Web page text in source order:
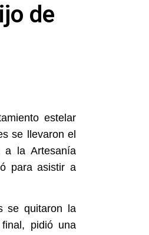
de
estelar
se llevaron el
a la Artesanía
para asistir a
se quitaron la
pidió una